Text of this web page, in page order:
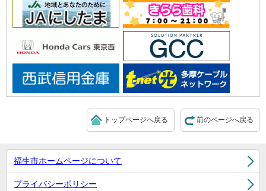
前のページへ戻る
トップページへ戻る
福生市ホームページについて
プライバシーポリシー